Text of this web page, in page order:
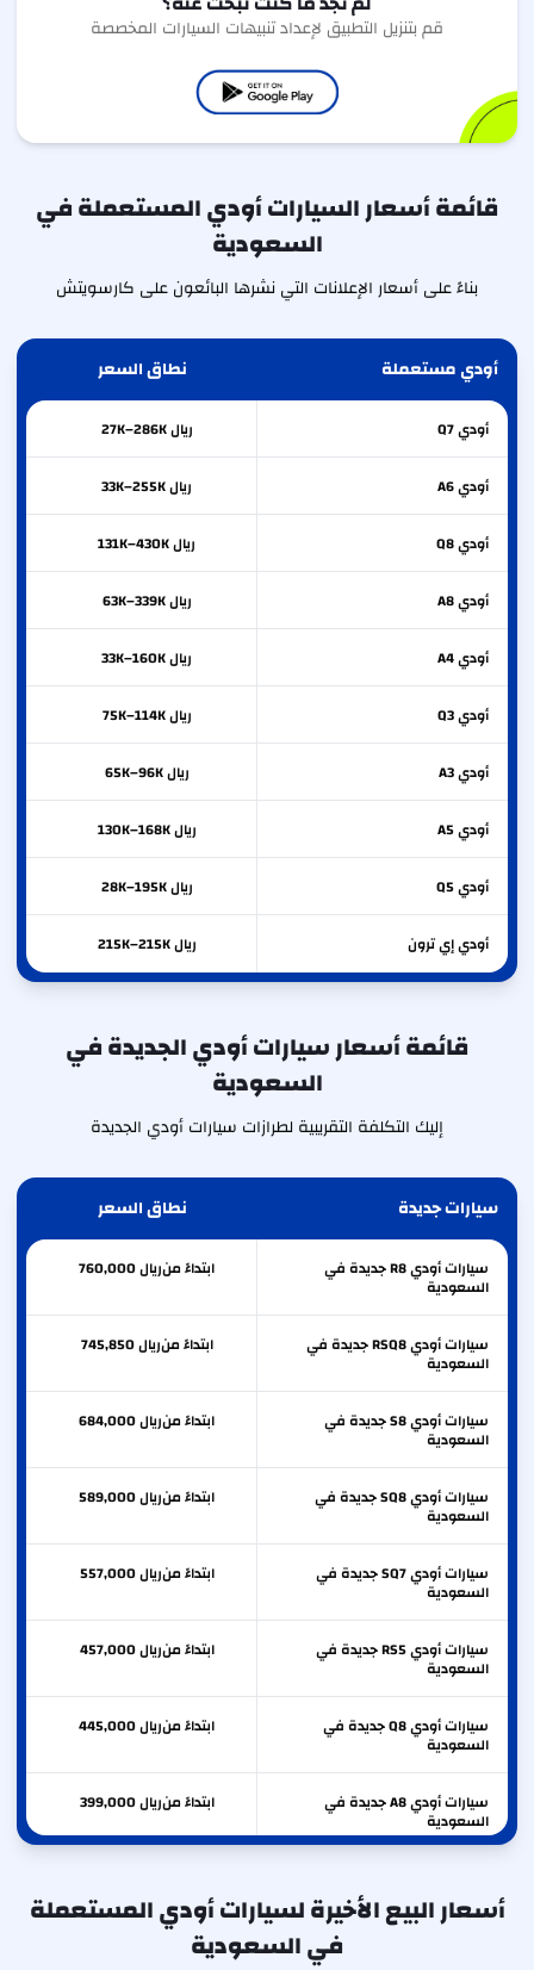
قم بتنزيل التطبيق لإعداد تنبيهات السيارات المخصصة
قائمة أسعار السيارات أودي المستعملة في
السعودية
بناءً على أسعار الإعلانات التي نشرها البائعون على كارسويتش
أودي مستعملة نطاق السعر
أوديQ7 ريال 27K–286K
أوديA6 ريال 33K–255K
أوديQ8 ريال 131K–430K
أوديA8 ريال 63K–339K
أوديA4 ريال 33K–160K
أوديQ3 ريال 75K–114K
أوديA3 ريال 65K–96K
أوديA5 ريال 130K–168K
أوديQ5 ريال 28K–195K
أوديإي ترون ريال 215K–215K
قائمة أسعار سيارات أودي الجديدة في
السعودية
إليك التكلفة التقريبية لطرازات سيارات أودي الجديدة
سيارات جديدة نطاق السعر
سيارات أودي R8 جديدة في
السعودية
ابتداءً من 760,000ريال
سيارات أودي RSQ8 جديدة في
السعودية
ابتداءً من 745,850ريال
سيارات أودي S8 جديدة في
السعودية
ابتداءً من 684,000ريال
سيارات أودي SQ8 جديدة في
السعودية
ابتداءً من 589,000ريال
سيارات أودي SQ7 جديدة في
السعودية
ابتداءً من 557,000ريال
سيارات أودي RS5 جديدة في
السعودية
ابتداءً من 457,000ريال
سيارات أودي Q8 جديدة في
السعودية
ابتداءً من 445,000ريال
سيارات أودي A8 جديدة في
السعودية
ابتداءً من 399,000ريال
السعودية
سيارات أودي RS3 جديدة في ابتداءً من
أسعار البيع الأخيرة لسيارات أودي المستعملة
في السعودية